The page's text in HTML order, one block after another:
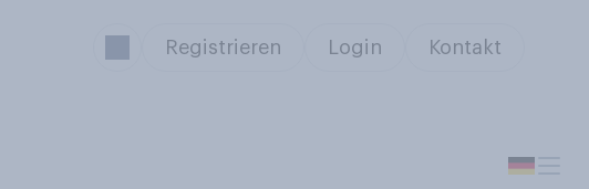
Registrieren Login Kontakt